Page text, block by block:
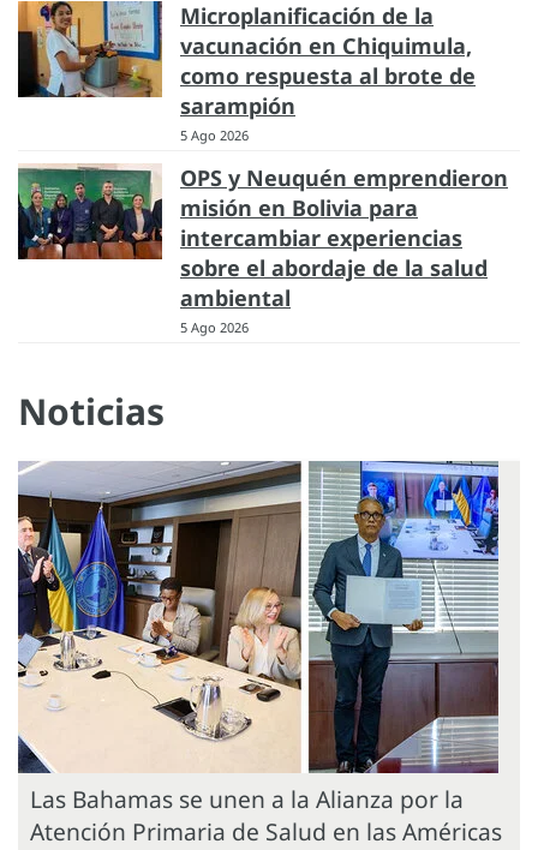
Microplanificación de la
vacunación en Chiquimula,
como respuesta al brote de
sarampión
5 Ago 2026
OPS y Neuquén emprendieron
misión en Bolivia para
intercambiar experiencias
sobre el abordaje de la salud
ambiental
5 Ago 2026
Noticias
Las Bahamas se unen a la Alianza por la
Atención Primaria de Salud en las Américas